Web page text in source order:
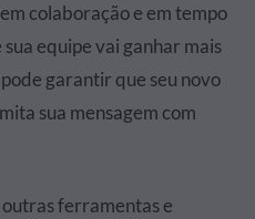
colaboração e em tempo
equipe vai ganhar mais
garantir que seu novo
sua mensagem com
ferramentas e